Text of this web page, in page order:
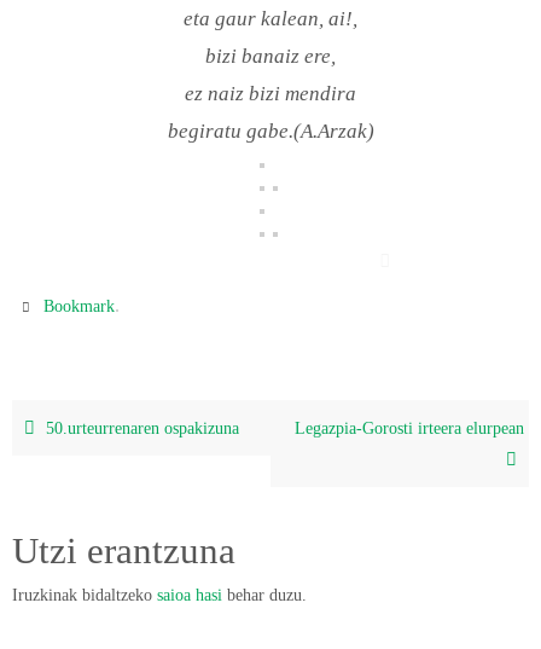
eta gaur kalean, ai!,
bizi banaiz ere,
ez naiz bizi mendira
begiratu gabe.(A.Arzak)
Bookmark.
50.urteurrenaren ospakizuna Legazpia-Gorosti irteera elurpean
Utzi erantzuna
Iruzkinak bidaltzeko saioa hasi behar duzu.